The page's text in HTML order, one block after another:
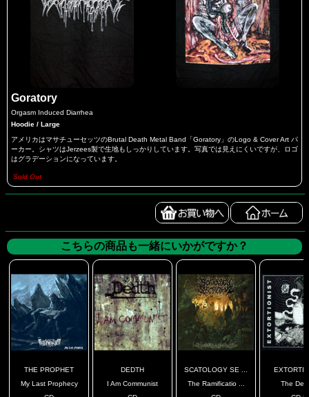
Goratory
Orgasm Induced Diarrhea
Hoodie / Large
アメリカはマサチューセッツのBrutal Death Metal Band「Goratory」のLogo & Cover Art パ
ーカー。シャツはJerzees製で生地もしっかりしています。写真では見えにくいですが、ロゴ
はグラデーションになっています。
Sold Out
こちらの商品も一緒にいかがですか？
THE PROPHET
My Last Prophecy
DEDTH
I Am Communist
SCATOLOGY SE ...
The Ramificatio ...
The